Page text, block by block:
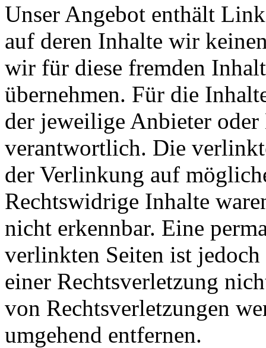
Unser Angebot enthält
auf deren Inhalte wir
wir für diese fremden
übernehmen. Für die
der jeweilige Anbieter oder
verantwortlich. Die
der Verlinkung auf
Rechtswidrige Inhalte
nicht erkennbar. Eine
verlinkten Seiten ist
einer Rechtsverletzung
von Rechtsverletzungen
umgehend entfernen.